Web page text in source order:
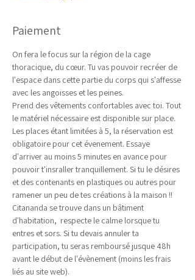
Paiement
On fera le focus sur la région de la cage
thoracique, du cœur. Tu vas pouvoir recréer de
l'espace dans cette partie du corps qui s'affesse
avec les angoisses et les peines.
Prend des vêtements confortables avec toi. Tout
le matériel nécessaire est disponible sur place.
Les places étant limitées à 5, la réservation est
obligatoire pour cet évenement. Essaye
d'arriver au moins 5 minutes en avance pour
pouvoir t'insraller tranquillement. Si tu le désires
et des contenants en plastiques ou autres pour
ramener un peu de tes créations à la maison !!
Citananda se trouve dans un bâtiment
d'habitation,  respecte le calme lorsque tu
entres et sors. Si tu devais annuler ta
participation, tu seras remboursé jusque 48h
avant le début de l'évènement (moins les frais
liés au site web).